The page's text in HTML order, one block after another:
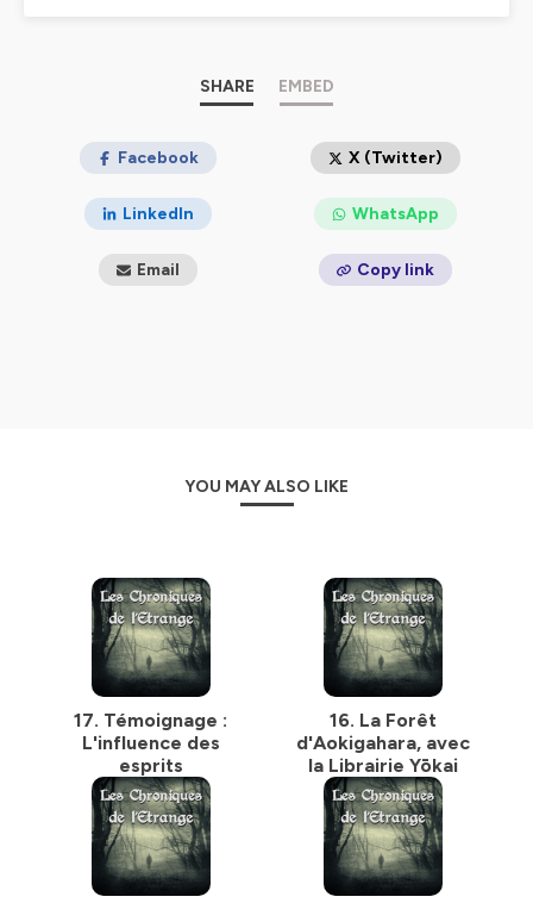
pour plus d'informations.
SHARE EMBED
Facebook X (Twitter)
LinkedIn WhatsApp
Email Copy link
YOU MAY ALSO LIKE
17. Témoignage :
L'influence des
esprits
16. La Forêt
d'Aokigahara, avec
la Librairie Yōkai